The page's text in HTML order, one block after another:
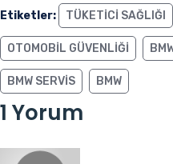
Etiketler: TÜKETICI SAĞLIĞI
OTOMOBIL GÜVENLIĞI
BMW SERVIS BMW
1 Yorum